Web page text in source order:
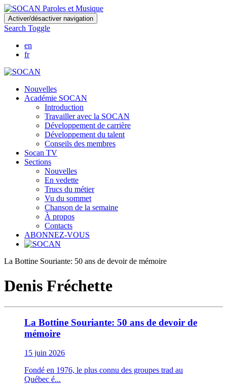
Skip
to
main
content
Activer/désactiver navigation
Search Toggle
en
fr
Nouvelles
Académie SOCAN
Introduction
Travailler avec la SOCAN
Développement de carrière
Développement du talent
Conseils des membres
Socan TV
Sections
Nouvelles
En vedette
Trucs du métier
Vu du sommet
Chanson de la semaine
À propos
Contacts
ABONNEZ-VOUS
La Bottine Souriante: 50 ans de devoir de mémoire
Denis Fréchette
La Bottine Souriante: 50 ans de devoir de
mémoire
15 juin 2026
Fondé en 1976, le plus connu des groupes trad au
Québec é...